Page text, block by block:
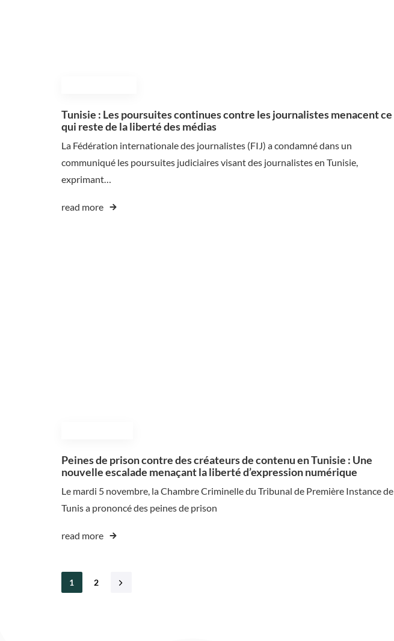
Tunisie : Les poursuites continues contre les journalistes menacent ce
qui reste de la liberté des médias
La Fédération internationale des journalistes (FIJ) a condamné dans un
communiqué les poursuites judiciaires visant des journalistes en Tunisie,
exprimant…
read more
Peines de prison contre des créateurs de contenu en Tunisie : Une
nouvelle escalade menaçant la liberté d’expression numérique
Le mardi 5 novembre, la Chambre Criminelle du Tribunal de Première Instance de
Tunis a prononcé des peines de prison
read more
1 2